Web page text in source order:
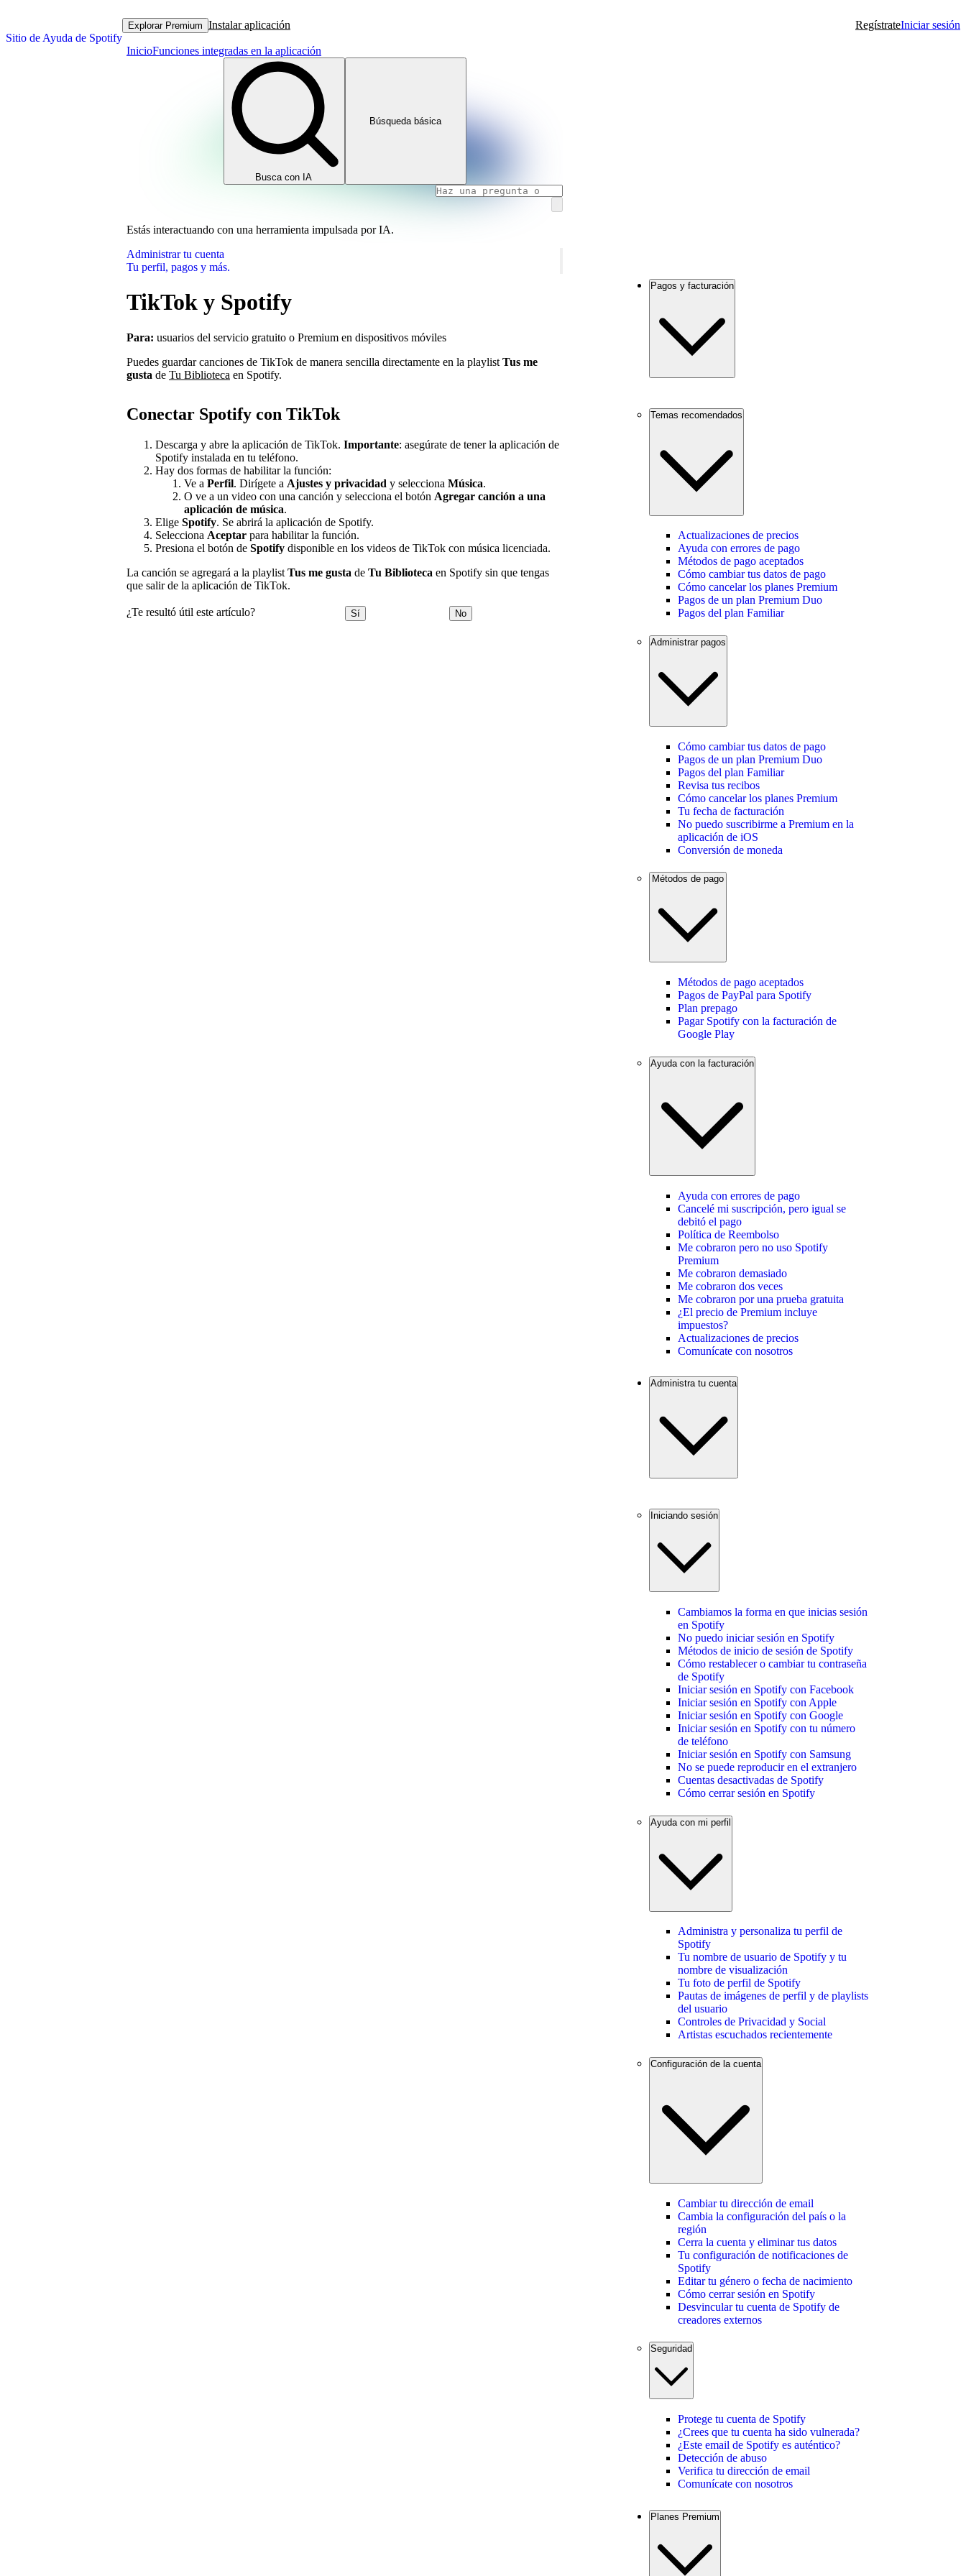
Sitio de Ayuda de Spotify
Explorar Premium Instalar aplicación RegístrateIniciar sesión
InicioFunciones integradas en la aplicación
Busca con IA
Búsqueda básica
Estás interactuando con una herramienta impulsada por IA.
Administrar tu cuenta
Tu perfil, pagos y más.
TikTok y Spotify
Para: usuarios del servicio gratuito o Premium en dispositivos móviles
Puedes guardar canciones de TikTok de manera sencilla directamente en la playlist Tus me
gusta de Tu Biblioteca en Spotify.
Conectar Spotify con TikTok
Descarga y abre la aplicación de TikTok. Importante: asegúrate de tener la aplicación de
Spotify instalada en tu teléfono.
Hay dos formas de habilitar la función:
Ve a Perfil. Dirígete a Ajustes y privacidad y selecciona Música.
O ve a un video con una canción y selecciona el botón Agregar canción a una
aplicación de música.
Elige Spotify. Se abrirá la aplicación de Spotify.
Selecciona Aceptar para habilitar la función.
Presiona el botón de Spotify disponible en los videos de TikTok con música licenciada.
La canción se agregará a la playlist Tus me gusta de Tu Biblioteca en Spotify sin que tengas
que salir de la aplicación de TikTok.
¿Te resultó útil este artículo? Sí No
Pagos y facturación
Temas recomendados
Actualizaciones de precios
Ayuda con errores de pago
Métodos de pago aceptados
Cómo cambiar tus datos de pago
Cómo cancelar los planes Premium
Pagos de un plan Premium Duo
Pagos del plan Familiar
Administrar pagos
Cómo cambiar tus datos de pago
Pagos de un plan Premium Duo
Pagos del plan Familiar
Revisa tus recibos
Cómo cancelar los planes Premium
Tu fecha de facturación
No puedo suscribirme a Premium en la
aplicación de iOS
Conversión de moneda
Métodos de pago aceptados
Pagos de PayPal para Spotify
Plan prepago
Pagar Spotify con la facturación de
Google Play
Ayuda con la facturación
Ayuda con errores de pago
Cancelé mi suscripción, pero igual se
debitó el pago
Política de Reembolso
Me cobraron pero no uso Spotify
Premium
Me cobraron demasiado
Me cobraron dos veces
Me cobraron por una prueba gratuita
¿El precio de Premium incluye
impuestos?
Actualizaciones de precios
Comunícate con nosotros
Administra tu cuenta
Iniciando sesión
Cambiamos la forma en que inicias sesión
en Spotify
No puedo iniciar sesión en Spotify
Métodos de inicio de sesión de Spotify
Cómo restablecer o cambiar tu contraseña
de Spotify
Iniciar sesión en Spotify con Facebook
Iniciar sesión en Spotify con Apple
Iniciar sesión en Spotify con Google
Iniciar sesión en Spotify con tu número
de teléfono
Iniciar sesión en Spotify con Samsung
No se puede reproducir en el extranjero
Cuentas desactivadas de Spotify
Cómo cerrar sesión en Spotify
Ayuda con mi perfil
Administra y personaliza tu perfil de
Spotify
Tu nombre de usuario de Spotify y tu
nombre de visualización
Tu foto de perfil de Spotify
Pautas de imágenes de perfil y de playlists
del usuario
Controles de Privacidad y Social
Artistas escuchados recientemente
Configuración de la cuenta
Cambiar tu dirección de email
Cambia la configuración del país o la
región
Cerra la cuenta y eliminar tus datos
Tu configuración de notificaciones de
Spotify
Editar tu género o fecha de nacimiento
Cómo cerrar sesión en Spotify
Desvincular tu cuenta de Spotify de
creadores externos
Seguridad
Protege tu cuenta de Spotify
¿Crees que tu cuenta ha sido vulnerada?
¿Este email de Spotify es auténtico?
Detección de abuso
Verifica tu dirección de email
Comunícate con nosotros
Planes Premium